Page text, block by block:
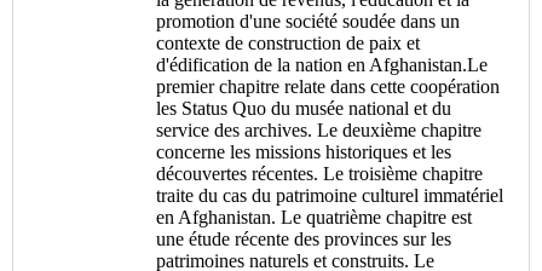
promotion d'une société soudée dans un
contexte de construction de paix et
d'édification de la nation en Afghanistan.Le
premier chapitre relate dans cette coopération
les Status Quo du musée national et du
service des archives. Le deuxième chapitre
concerne les missions historiques et les
découvertes récentes. Le troisième chapitre
traite du cas du patrimoine culturel immatériel
en Afghanistan. Le quatrième chapitre est
une étude récente des provinces sur les
patrimoines naturels et construits. Le